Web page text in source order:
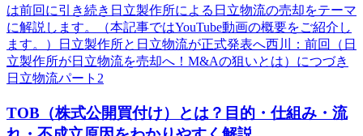
は前回に引き続き日立製作所による日立物流の売却をテーマ
に解説します。（本記事ではYouTube動画の概要をご紹介し
ます。）日立製作所と日立物流が正式発表へ西川：前回（日
立製作所が日立物流を売却へ！M&Aの狙いとは）につづき
日立物流パート2
TOB（株式公開買付け）とは？目的・仕組み・流